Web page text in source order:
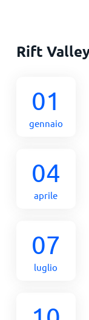
Rift
01
gennaio
04
aprile
07
luglio